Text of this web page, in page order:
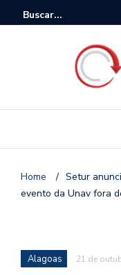
Home / Setur
evento da Unav fora
Alagoas 21 de